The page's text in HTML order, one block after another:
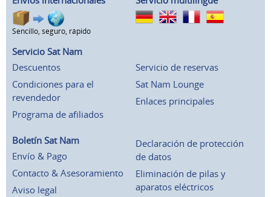
Sencillo, seguro, rápido
Servicio Sat Nam
Descuentos
Condiciones para el
revendedor
Programa de afiliados
Servicio de reservas
Sat Nam Lounge
Enlaces principales
Boletín Sat Nam
Envío & Pago
Contacto & Asesoramiento
Aviso legal
Declaración de protección
de datos
Eliminación de pilas y
aparatos eléctricos